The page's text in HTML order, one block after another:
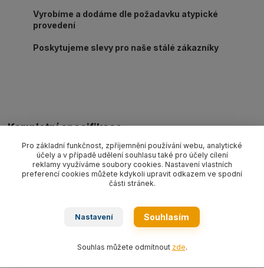
Vyrobíme a dodáme dle požadavku atypické
provedení
Poskytujeme slevy pro naše stálé zákazníky
Kompletní specifikace
Ocelové lano oko-oko pr. 10 mm/délka L dle výběru, nosnost 1
050 kg. Provedení dle EN 13414-1 pozink.
Zboží zařazeno v kategoriích
Lanový 1-závěs oko-oko
Pro základní funkčnost, zpříjemnění používání webu, analytické
účely a v případě udělení souhlasu také pro účely cílení
reklamy využíváme soubory cookies. Nastavení vlastních
preferencí cookies můžete kdykoli upravit odkazem ve spodní
části stránek.
Nastavení Souhlasím
Souhlas můžete odmítnout zde.